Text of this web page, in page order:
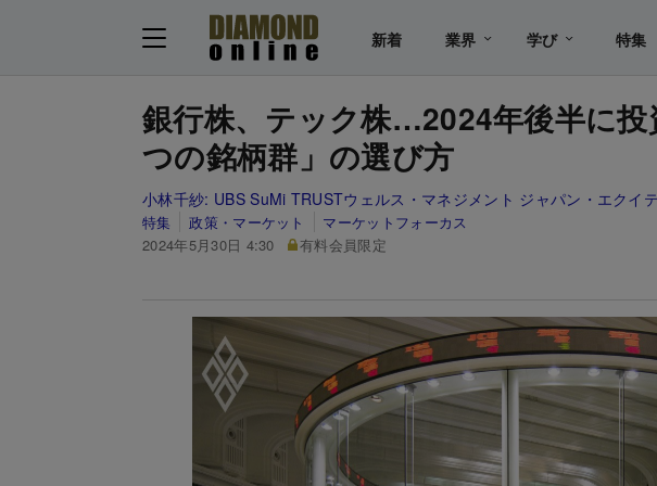
新着 業界 学び 特集
銀行株、テック株…2024年後半に
つの銘柄群」の選び方
小林千紗: UBS SuMi TRUSTウェルス・マネジメント ジャパン・エクイ
特集 政策・マーケット
マーケットフォーカス
2024年5月30日 4:30
有料会員限定